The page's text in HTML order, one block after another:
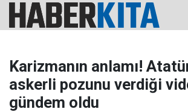
Karizmanın anlamı!
askerli pozunu verdiği
gündem oldu